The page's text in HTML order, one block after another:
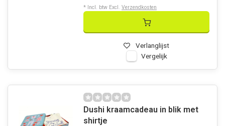
Verlanglijst
Vergelijk
* Incl. btw Excl. Verzendkosten
Dushi kraamcadeau in blik met
shirtje